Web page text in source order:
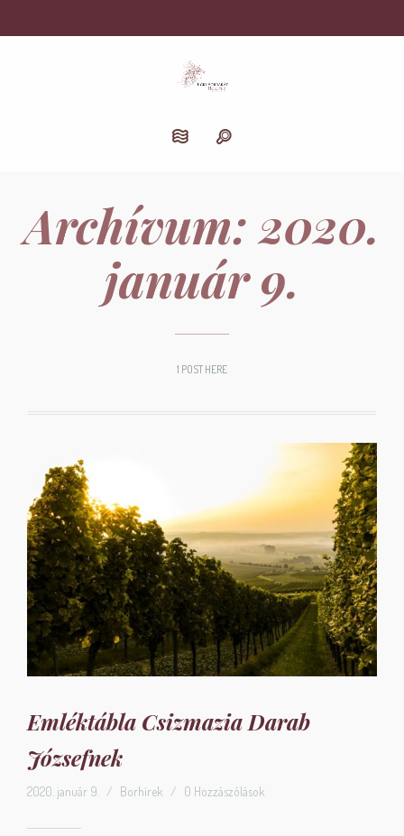
Archívum:2020.
január 9.
1 POST HERE
Emléktábla Csizmazia Darab
Józsefnek
2020. január 9. / Borhírek / 0 Hozzászólások